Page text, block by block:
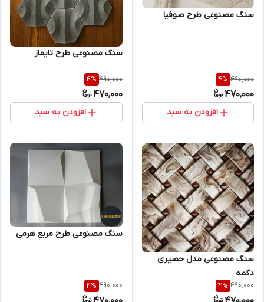
سنگ مصنوعی طرح صوفیا
490,000
4%
470,000
افزودن به سبد
سنگ مصنوعی طرح تایماز
490,000
4%
470,000
افزودن به سبد
سنگ مصنوعی مدل حصیری
دگمه
490,000
4%
سنگ مصنوعی طرح مربع هرمی
490,000
4%